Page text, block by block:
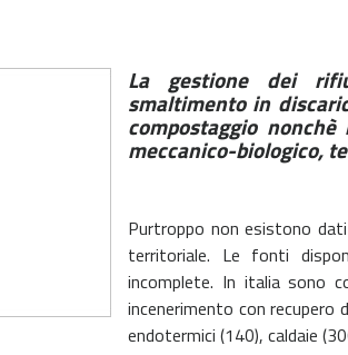
La gestione dei
smaltimento in
compostaggio
meccanico-biologico,
Purtroppo non esistono
territoriale. Le fonti
incomplete. In italia sono
incenerimento con recupero
endotermici (140), caldaie